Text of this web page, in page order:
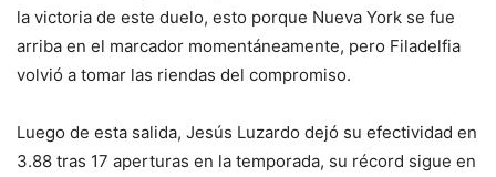
la victoria de este duelo, esto porque Nueva York se fue
arriba en el marcador momentáneamente, pero Filadelfia
volvió a tomar las riendas del compromiso.
Luego de esta salida, Jesús Luzardo dejó su efectividad en
3.88 tras 17 aperturas en la temporada, su récord sigue en